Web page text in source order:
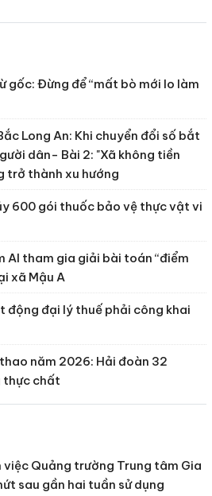
gốc: Đừng để “mất bò mới lo làm
Long An: Khi chuyển đổi số bắt
dân- Bài 2: "Xã không tiền
trở thành xu hướng
600 gói thuốc bảo vệ thực vật vi
AI tham gia giải bài toán “điểm
xã Mậu A
động đại lý thuế phải công khai
năm 2026: Hải đoàn 32
thực chất
Quảng trường Trung tâm Gia
sau gần hai tuần sử dụng